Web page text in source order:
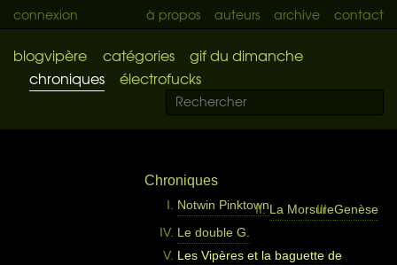
connexion à propos auteurs archive contact
blogvipère catégories
gif du dimanche
chroniques
électrofucks
Chroniques
Notwin PinktownLa MorsureGenèse
Le double G.
Les Vipères et la baguette de